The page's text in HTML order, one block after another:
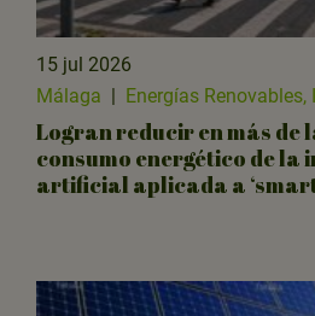
15 jul 2026
Málaga | Energías
Logran reducir en más de
consumo energético de la
artificial aplicada a